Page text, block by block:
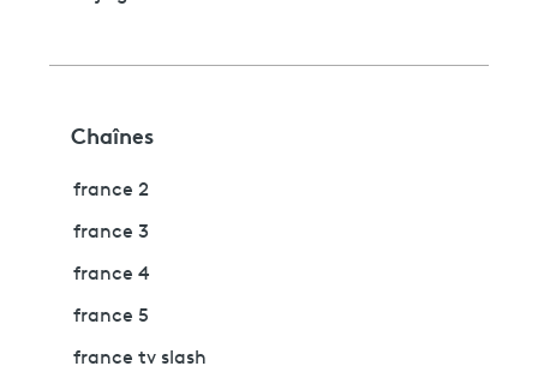
Chaînes
france 2
france 3
france 4
france 5
france tv slash